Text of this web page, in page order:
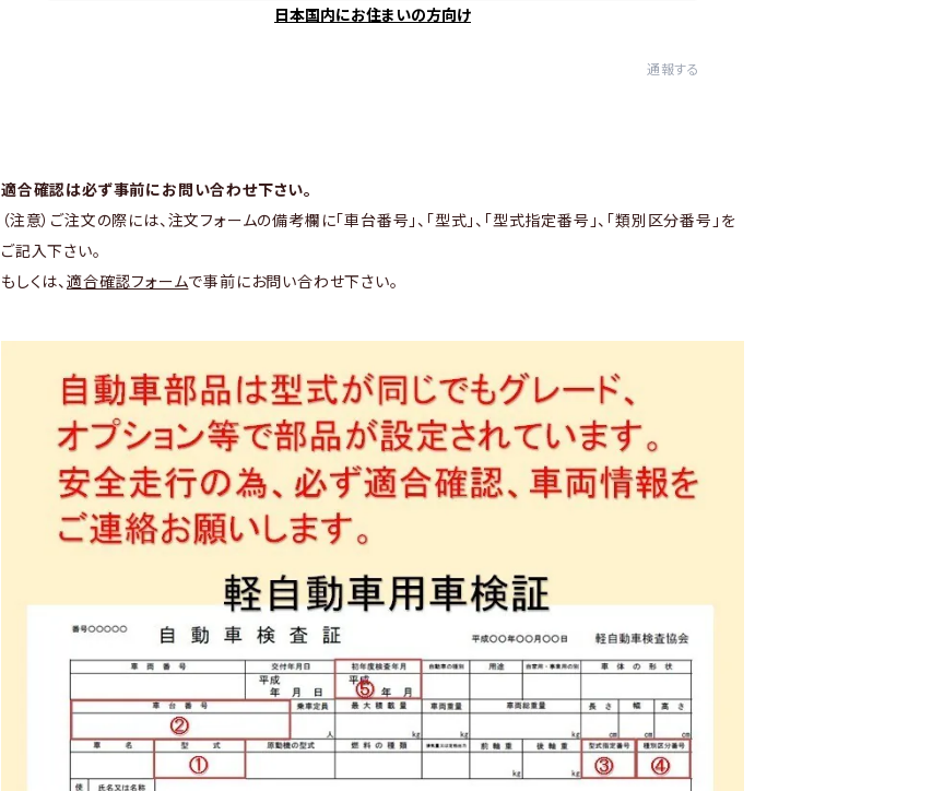
日本国内にお住まいの方向け
通報する
適合確認は必ず事前にお問い合わせ下さい。
（注意）ご注文の際には、注文フォームの備考欄に「車台番号」、「型式」、「型式指定番号」、「類別区分番号」を
ご記入下さい。
もしくは、 適合確認フォームで事前にお問い合わせ下さい。